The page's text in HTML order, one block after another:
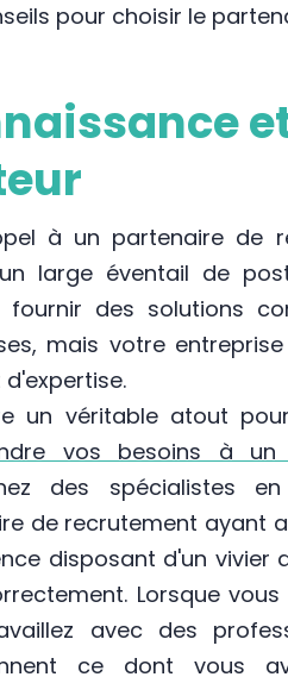
pour choisir le
à un partenaire de
large éventail de
fournir des solutions
mais votre
un véritable atout
vos besoins à un
des spécialistes
de recrutement ayant
disposant d'un
Lorsque
avec des
ce dont vous